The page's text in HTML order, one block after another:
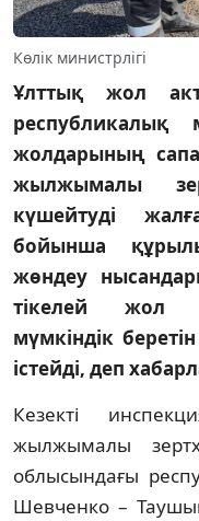
Көлік министрлігі
Ұлттық жол
жолдарының
жылжымалы
күшейтуді
бойынша
жөндеу
тікелей жол
мүмкіндік
істейді, деп
Кезекті
жылжымалы
облысындағы
Шевченко –